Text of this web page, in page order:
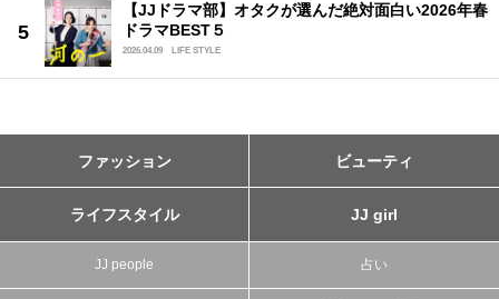
【JJドラマ部】オタクが選んだ絶対面白い2026年春
ドラマBEST５
2026.04.09 LIFE STYLE
ファッション ビューティ
ライフスタイル JJ girl
JJ people 占い